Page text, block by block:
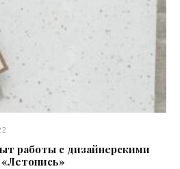
работы с дизайнерскими